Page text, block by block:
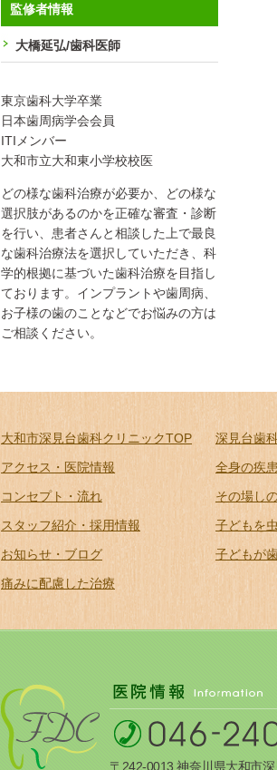
監修者情報
大橋延弘/歯科医師
東京歯科大学卒業
日本歯周病学会会員
ITIメンバー
大和市立大和東小学校校医
どの様な歯科治療が必要か、どの様な
選択肢があるのかを正確な審査・診断
を行い、患者さんと相談した上で最良
な歯科治療法を選択していただき、科
学的根拠に基づいた歯科治療を目指し
ております。インプラントや歯周病、
お子様の歯のことなどでお悩みの方は
ご相談ください。
大和市深見台歯科クリニックTOP
アクセス・医院情報
コンセプト・流れ
スタッフ紹介・採用情報
お知らせ・ブログ
痛みに配慮した治療
深見台歯
全身の疾
その場し
子どもを
子どもが
〒242-0013 神奈川県大和市